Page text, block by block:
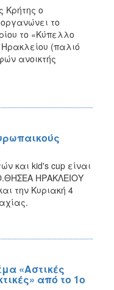
Κρήτης ο
το
το «Κύπελλο
(παλιό
ανοικτής
και kid's cup είναι
ΗΡΑΚΛΕΙΟΥ
την Κυριακή 4
«Αστικές
από το 1ο